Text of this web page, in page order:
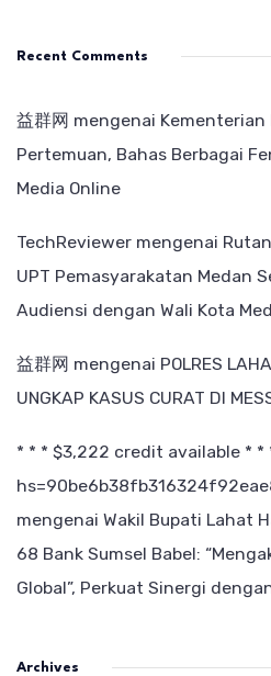
Recent Comments
益群网 mengenai Kementerian
Pertemuan, Bahas Berbagai
Media Online
TechReviewer mengenai
UPT Pemasyarakatan Medan
Audiensi dengan Wali Kota
益群网 mengenai POLRES
UNGKAP KASUS CURAT DI
* * * $3,222 credit available * *
mengenai Wakil Bupati Lahat
68 Bank Sumsel Babel:
Global”, Perkuat Sinergi
Archives